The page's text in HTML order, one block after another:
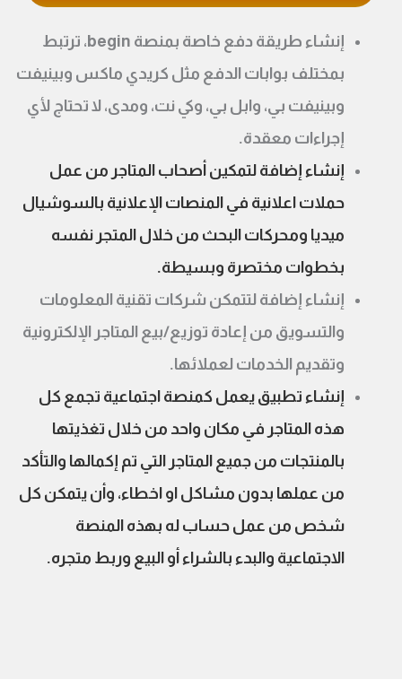
إنشاء طريقة دفع خاصة بمنصة begin، ترتبط
بمختلف بوابات الدفع مثل كريدي ماكس وبينيفت
وبينيفت بي، وابل بي، وكي نت، ومدى، لا تحتاج لأي
إجراءات معقدة.
إنشاء إضافة لتمكين أصحاب المتاجر من عمل
حملات اعلانية في المنصات الإعلانية بالسوشيال
ميديا ومحركات البحث من خلال المتجر نفسه
بخطوات مختصرة وبسيطة.
إنشاء إضافة لتتمكن شركات تقنية المعلومات
والتسويق من إعادة توزيع/بيع المتاجر الإلكترونية
وتقديم الخدمات لعملائها.
إنشاء تطبيق يعمل كمنصة اجتماعية تجمع كل
هذه المتاجر في مكان واحد من خلال تغذيتها
بالمنتجات من جميع المتاجر التي تم إكمالها والتأكد
من عملها بدون مشاكل او اخطاء، وأن يتمكن كل
شخص من عمل حساب له بهذه المنصة
الاجتماعية والبدء بالشراء أو البيع وربط متجره.